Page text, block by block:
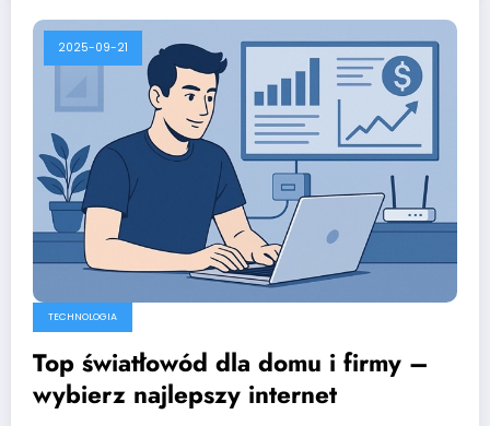
2025-09-21
TECHNOLOGIA
Top światłowód dla domu i firmy –
wybierz najlepszy internet